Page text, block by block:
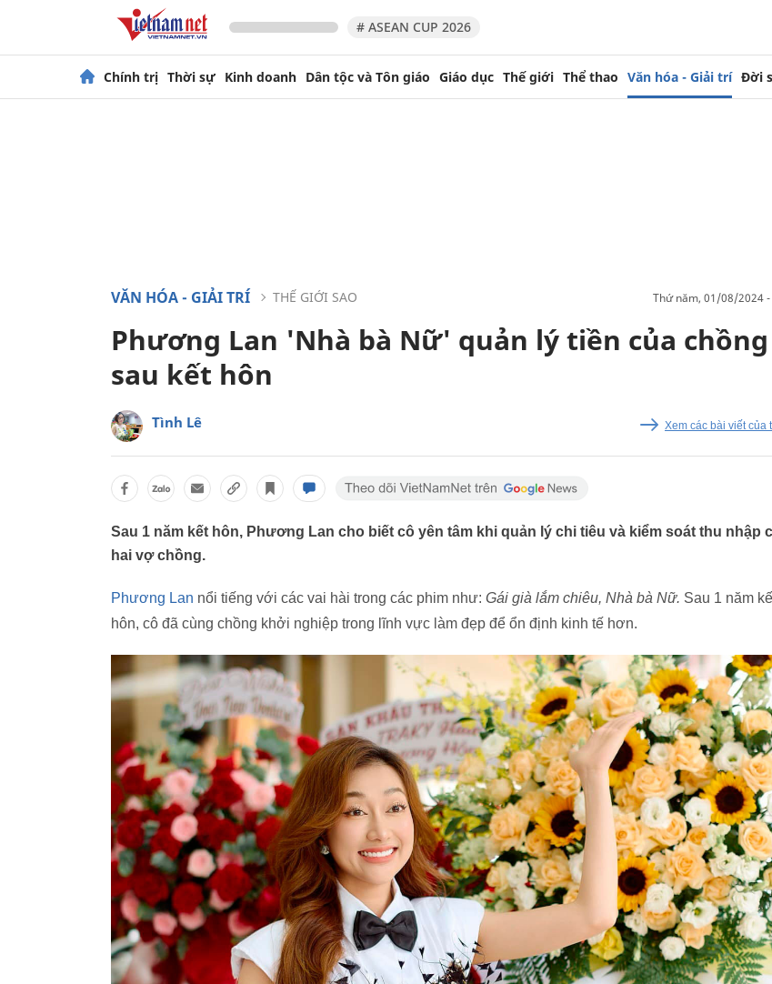
# ASEAN CUP 2026
Chính trị Thời sự Kinh doanh Dân tộc và Tôn giáo Giáo dục Thế giới Thể thao Văn hóa - Giải trí Đời
VĂN HÓA - GIẢI TRÍ THẾ GIỚI SAO thứ năm, 01/08/2024
Phương Lan 'Nhà bà Nữ' quản lý tiền của chồng
sau kết hôn
Tình Lê Xem các bài viết của
Sau 1 năm kết hôn, Phương Lan cho biết cô yên tâm khi quản lý chi tiêu và kiểm soát thu nhập
hai vợ chồng.
Phương Lan nổi tiếng với các vai hài trong các phim như: Gái già lắm chiêu, Nhà bà Nữ. Sau 1 năm
hôn, cô đã cùng chồng khởi nghiệp trong lĩnh vực làm đẹp để ổn định kinh tế hơn.